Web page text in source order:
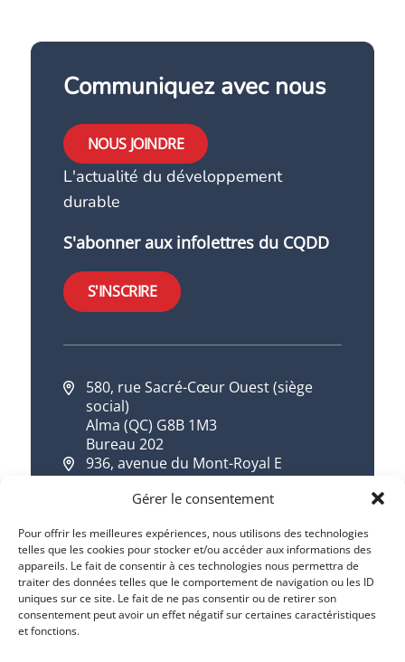
Gérer le consentement
Pour offrir les meilleures expériences, nous utilisons des technologies
telles que les cookies pour stocker et/ou accéder aux informations des
appareils. Le fait de consentir à ces technologies nous permettra de
traiter des données telles que le comportement de navigation ou les ID
uniques sur ce site. Le fait de ne pas consentir ou de retirer son
consentement peut avoir un effet négatif sur certaines caractéristiques
et fonctions.
Communiquez avec nous
NOUS JOINDRE
L'actualité du développement
durable
S'abonner aux infolettres du CQDD
S'INSCRIRE
580, rue Sacré-Cœur Ouest (siège
social)
Alma (QC) G8B 1M3
Bureau 202
936, avenue du Mont-Royal E
Montréal (QC) H2J 1X2
418 668-7533
1 844 668-7533
info@cqdd.qc.ca